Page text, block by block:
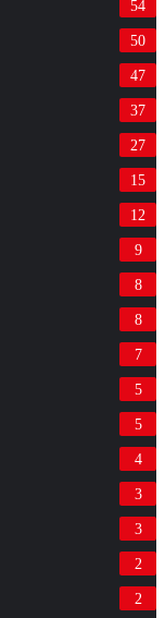
54
50
47
37
27
15
12
9
8
8
7
5
5
4
3
3
2
2